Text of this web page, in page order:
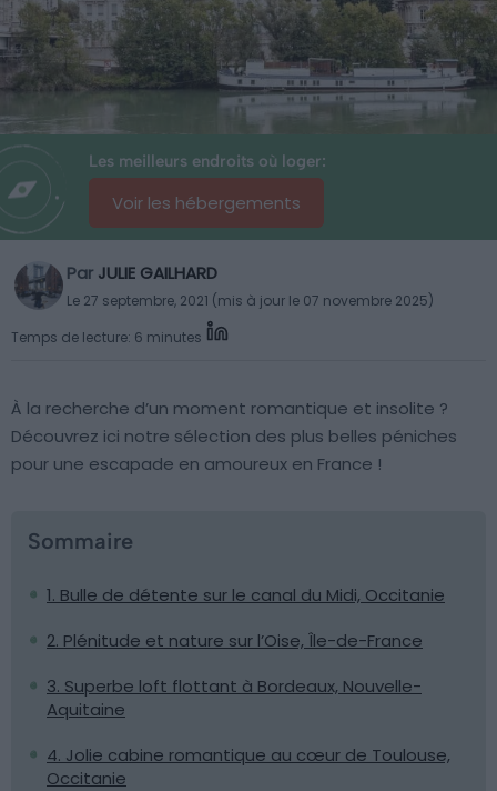
Les meilleurs endroits où loger:
Voir les hébergements
Par JULIE GAILHARD
Le 27 septembre, 2021 (mis à jour le 07 novembre 2025)
Temps de lecture: 6 minutes
À la recherche d’un moment romantique et insolite ?
Découvrez ici notre sélection des plus belles péniches
pour une escapade en amoureux en France !
Sommaire
1. Bulle de détente sur le canal du Midi, Occitanie
2. Plénitude et nature sur l’Oise, Île-de-France
3. Superbe loft flottant à Bordeaux, Nouvelle-
Aquitaine
4. Jolie cabine romantique au cœur de Toulouse,
Occitanie